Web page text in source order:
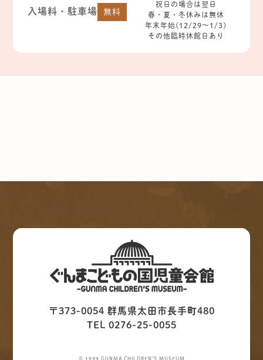
入場料・駐車場 無料
祝日の場合は翌日
春・夏・冬休みは無休
年末年始(12/29～1/3)
その他臨時休館日あり
〒373-0054 群馬県太田市長手町480
TEL 0276-25-0055
© 1999 GUNMA CHILDREN'S MUSEUM